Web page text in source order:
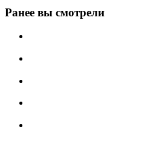
Ранее вы смотрели